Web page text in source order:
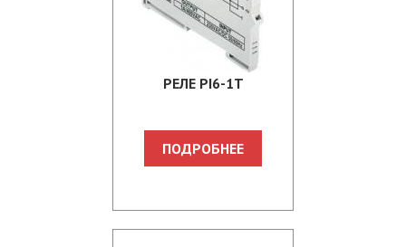
PЕЛЕ PI6-1T
ПОДРОБНЕЕ